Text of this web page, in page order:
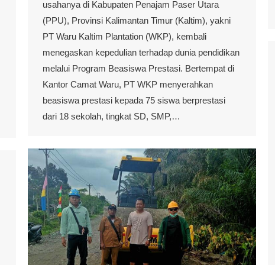
usahanya di Kabupaten Penajam Paser Utara
(PPU), Provinsi Kalimantan Timur (Kaltim), yakni
PT Waru Kaltim Plantation (WKP), kembali
menegaskan kepedulian terhadap dunia pendidikan
melalui Program Beasiswa Prestasi. Bertempat di
Kantor Camat Waru, PT WKP menyerahkan
beasiswa prestasi kepada 75 siswa berprestasi
dari 18 sekolah, tingkat SD, SMP,…